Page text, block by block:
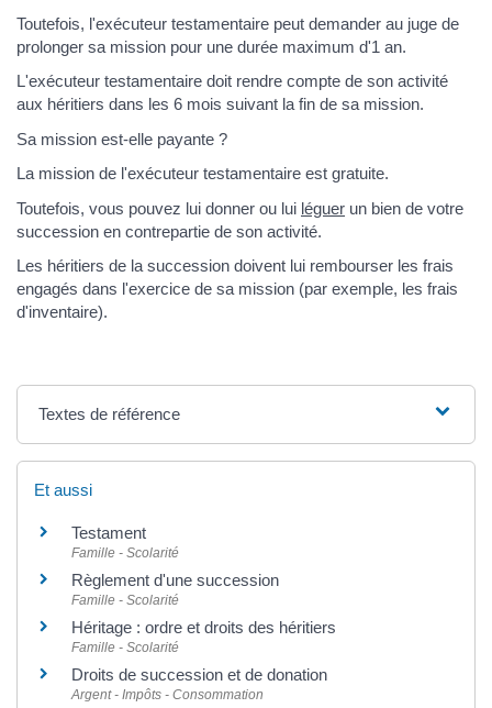
Toutefois, l'exécuteur testamentaire peut demander au juge de
prolonger sa mission pour une durée maximum d'1 an.
L'exécuteur testamentaire doit rendre compte de son activité
aux héritiers dans les 6 mois suivant la fin de sa mission.
Sa mission est-elle payante ?
La mission de l'exécuteur testamentaire est gratuite.
Toutefois, vous pouvez lui donner ou lui léguer un bien de votre
succession en contrepartie de son activité.
Les héritiers de la succession doivent lui rembourser les frais
engagés dans l'exercice de sa mission (par exemple, les frais
d'inventaire).
Textes de référence
Et aussi
Testament
Famille - Scolarité
Règlement d'une succession
Famille - Scolarité
Héritage : ordre et droits des héritiers
Famille - Scolarité
Droits de succession et de donation
Argent - Impôts - Consommation